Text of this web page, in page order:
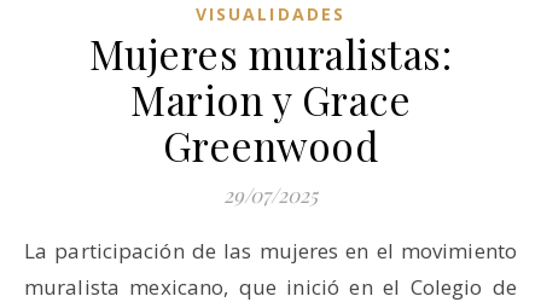
VISUALIDADES
Mujeres muralistas:
Marion y Grace
Greenwood
29/07/2025
La participación de las mujeres en el movimiento
muralista mexicano, que inició en el Colegio de